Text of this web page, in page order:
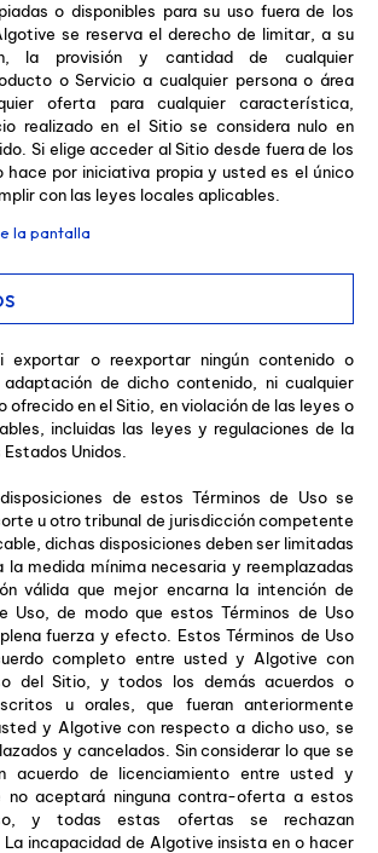
o disponibles para su uso fuera de los
se reserva el derecho de limitar, a su
la provisión y cantidad de cualquier
o Servicio a cualquier persona o área
oferta para cualquier característica,
realizado en el Sitio se considera nulo en
Si elige acceder al Sitio desde fuera de los
hace por iniciativa propia y usted es el único
con las leyes locales aplicables.
la pantalla
exportar o reexportar ningún contenido o
de dicho contenido, ni cualquier
ofrecido en el Sitio, en violación de las leyes o
incluidas las leyes y regulaciones de la
Unidos.
de estos Términos de Uso se
u otro tribunal de jurisdicción competente
dichas disposiciones deben ser limitadas
la medida mínima necesaria y reemplazadas
válida que mejor encarna la intención de
Uso, de modo que estos Términos de Uso
fuerza y efecto. Estos Términos de Uso
completo entre usted y Algotive con
del Sitio, y todos los demás acuerdos o
u orales, que fueran anteriormente
y Algotive con respecto a dicho uso, se
y cancelados. Sin considerar lo que se
acuerdo de licenciamiento entre usted y
no aceptará ninguna contra-oferta a estos
y todas estas ofertas se rechazan
incapacidad de Algotive insista en o hacer